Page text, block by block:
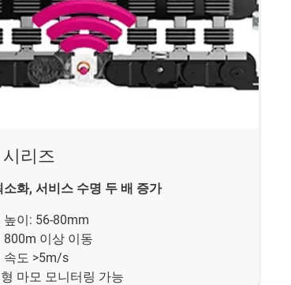
리즈
소화, 서비스 수명 두 배 증가
높이: 56-80mm
800m 이상 이동
속도 >5m/s
마모 모니터링 가능